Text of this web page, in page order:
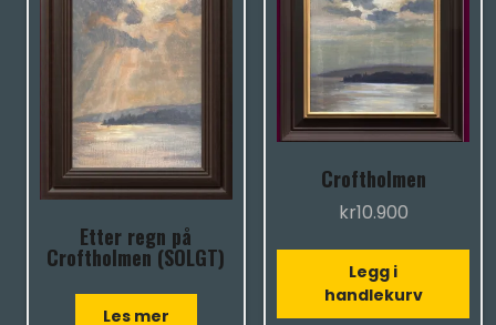
Etter regn på
Croftholmen (SOLGT)
Les mer
Croftholmen
kr10.900
Legg i
handlekurv